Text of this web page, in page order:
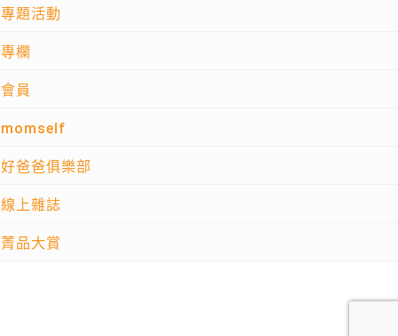
專題活動
專欄
會員
momself
好爸爸俱樂部
線上雜誌
菁品大賞